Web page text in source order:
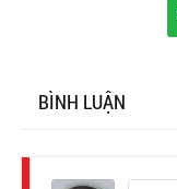
BÌNH LUẬN